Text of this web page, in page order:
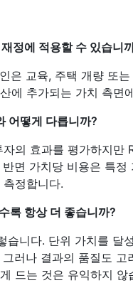
정에 적용할 수 있습니
은 교육, 주택 개량 또
에 추가되는 가치 측면
어떻게 다릅니까?
의 효과를 평가하지만
면 가치당 비용은 특
정합니다.
록 항상 더 좋습니까?
습니다. 단위 가치를 달
러나 결과의 품질도
드는 것은 유익하지 않